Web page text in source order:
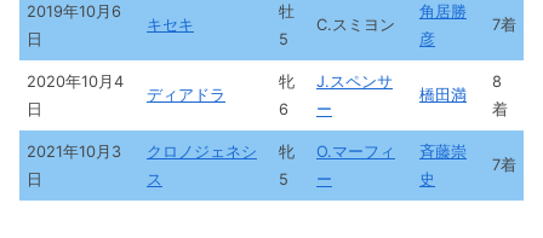
2019年10月6
日
キセキ
牡
5
C.スミヨン
角居勝
彦
7着
2020年10月4
日
ディアドラ
牝
6
J.スペンサ
ー
橋田満
8
着
2021年10月3
日
クロノジェネシ
ス
牝
5
O.マーフィ
ー
斉藤崇
史
7着